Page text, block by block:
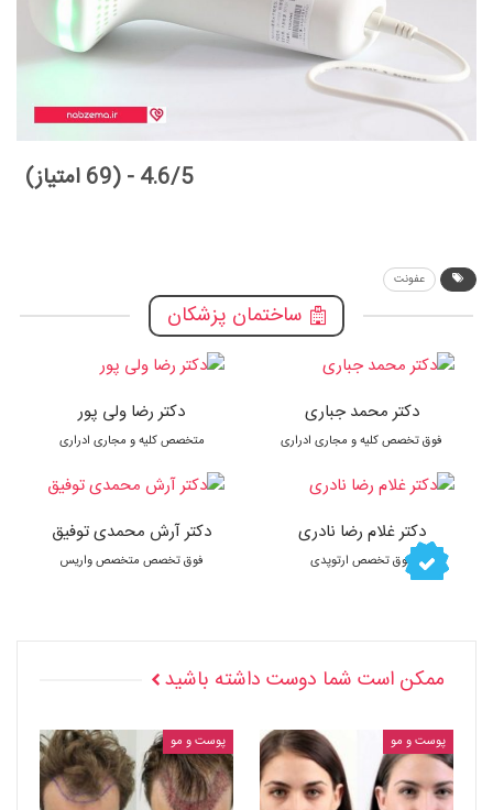
4.6/5 - (69 امتیاز)
عفونت
ساختمان پزشکان
دکتر محمد جباری
فوق تخصص کلیه و مجاری ادراری
دکتر غلام رضا نادری
فوق تخصص ارتوپدی
دکتر رضا ولی پور
متخصص کلیه و مجاری ادراری
دکتر آرش محمدی توفیق
فوق تخصص متخصص واریس
ممکن است شما دوست داشته باشید
پوست و مو پوست و مو